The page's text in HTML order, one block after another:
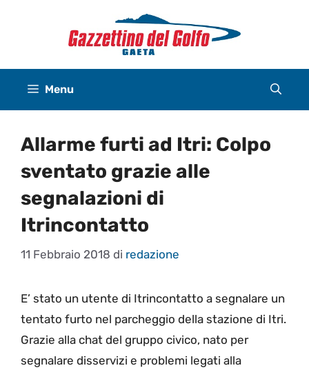
Menu
Allarme furti ad Itri: Colpo
sventato grazie alle
segnalazioni di
Itrincontatto
11 Febbraio 2018 di redazione
E’ stato un utente di Itrincontatto a segnalare un
tentato furto nel parcheggio della stazione di Itri.
Grazie alla chat del gruppo civico, nato per
segnalare disservizi e problemi legati alla